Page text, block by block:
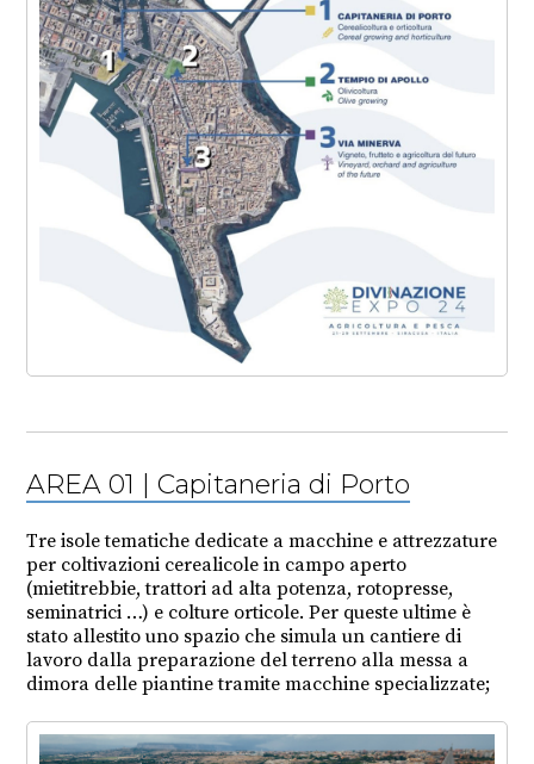
AREA 01 | Capitaneria di Porto
Tre isole tematiche dedicate a macchine e attrezzature
per coltivazioni cerealicole in campo aperto
(mietitrebbie, trattori ad alta potenza, rotopresse,
seminatrici …) e colture orticole. Per queste ultime è
stato allestito uno spazio che simula un cantiere di
lavoro dalla preparazione del terreno alla messa a
dimora delle piantine tramite macchine specializzate;